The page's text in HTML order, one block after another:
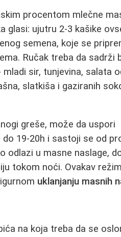
procentom mlečne
glasi: ujutru 2-3 kašike
semena, koje se
Ručak treba da sadrži
sir, tunjevina, salata
slatkiša i gaziranih
greše, može da uspori
19-20h i sastoji se od
odlazi u masne naslage,
tokom noći. Ovakav
uklanjanju masnih
na koja treba da se